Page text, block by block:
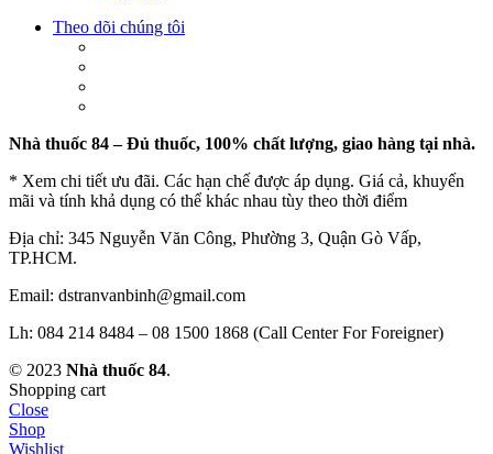
Theo dõi chúng tôi
Nhà thuốc 84 – Đủ thuốc, 100% chất lượng, giao hàng tại nhà.
* Xem chi tiết ưu đãi. Các hạn chế được áp dụng. Giá cả, khuyến
mãi và tính khả dụng có thể khác nhau tùy theo thời điểm
Địa chỉ: 345 Nguyễn Văn Công, Phường 3, Quận Gò Vấp,
TP.HCM.
Email: dstranvanbinh@gmail.com
Lh: 084 214 8484 – 08 1500 1868 (Call Center For Foreigner)
© 2023 Nhà thuốc 84.
Shopping cart
Close
Shop
Wishlist